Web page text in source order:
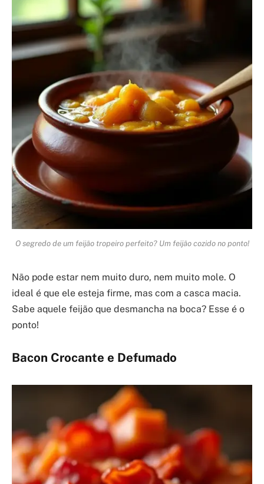
O segredo de um feijão tropeiro perfeito? Um feijão cozido no ponto!
Não pode estar nem muito duro, nem muito mole. O
ideal é que ele esteja firme, mas com a casca macia.
Sabe aquele feijão que desmancha na boca? Esse é o
ponto!
Bacon Crocante e Defumado